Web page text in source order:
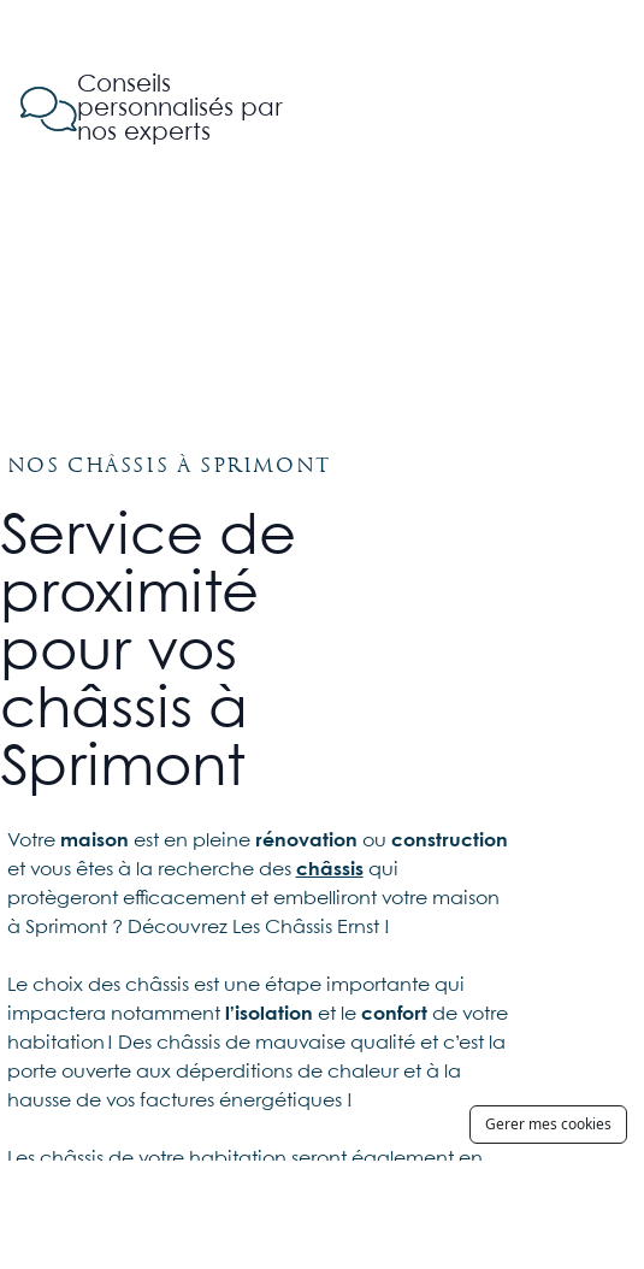
Conseils
personnalisés par
nos experts
Nos châssis à Sprimont
Service de
proximité
pour vos
châssis à
Sprimont
Votre maison est en pleine rénovation ou construction
et vous êtes à la recherche des châssisqui
protègeront efficacement et embelliront votre maison
à Sprimont ? Découvrez Les Châssis Ernst !
Le choix des châssis est une étape importante qui
impactera notamment l’isolation et le confortde votre
habitation ! Des châssis de mauvaise qualité et c’est la
porte ouverte aux déperditions de chaleur et à la
hausse de vos factures énergétiques !
Les châssis de votre habitation seront également en
Gerer mes cookies